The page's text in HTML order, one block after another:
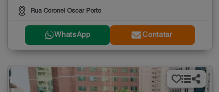
Rua Coronel Oscar Porto
WhatsApp Contatar